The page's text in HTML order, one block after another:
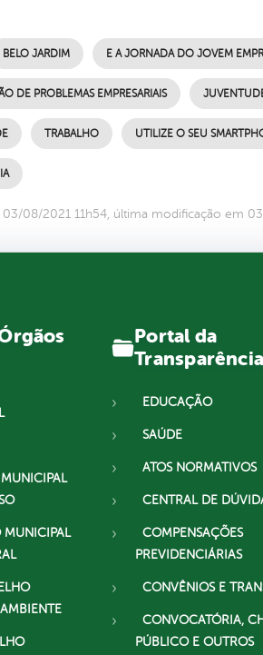
BELO JARDIM E A JORNADA DO JOVEM
DE PROBLEMAS EMPRESARIAIS
TRABALHO UTILIZE O SEU
08/2021 11h54, última modificação em
MUNICIPAL
Portal da
Transparência
EDUCAÇÃO
SAÚDE
ATOS NORMATIVOS
CENTRAL DE
COMPENSAÇÕES
PREVIDENCIÁRIAS
CONVÊNIOS E
CONVOCATÓRIA,
PÚBLICO E OUTROS